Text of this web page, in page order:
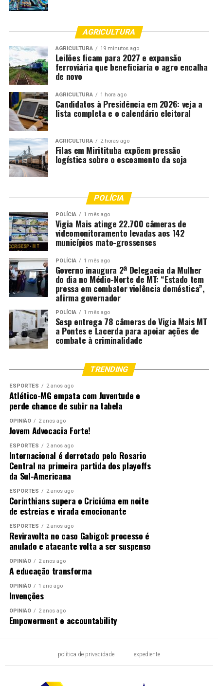
AGRICULTURA
AGRICULTURA 19 minutos ago
Leilões ficam para 2027 e expansão
ferroviária que beneficiaria o agro encalha
de novo
AGRICULTURA 1 hora ago
Candidatos à Presidência em 2026: veja a
lista completa e o calendário eleitoral
AGRICULTURA 2 horas ago
Filas em Miritituba expõem pressão
logística sobre o escoamento da soja
POLÍCIA
POLÍCIA 1 mês ago
Vigia Mais atinge 22.700 câmeras de
videomonitoramento levadas aos 142
municípios mato-grossenses
POLÍCIA 1 mês ago
Governo inaugura 2ª Delegacia da Mulher
do dia no Médio-Norte de MT: “Estado tem
pressa em combater violência doméstica”,
afirma governador
POLÍCIA 1 mês ago
Sesp entrega 78 câmeras do Vigia Mais MT
a Pontes e Lacerda para apoiar ações de
combate à criminalidade
TRENDING
ESPORTES 2 anos ago
Atlético-MG empata com Juventude e
perde chance de subir na tabela
OPINIÃO 2 anos ago
Jovem Advocacia Forte!
ESPORTES 2 anos ago
Internacional é derrotado pelo Rosario
Central na primeira partida dos playoffs
da Sul-Americana
ESPORTES 2 anos ago
Corinthians supera o Criciúma em noite
de estreias e virada emocionante
ESPORTES 2 anos ago
Reviravolta no caso Gabigol: processo é
anulado e atacante volta a ser suspenso
OPINIÃO 2 anos ago
A educação transforma
OPINIÃO 1 ano ago
Invenções
OPINIÃO 2 anos ago
Empowerment e accountability
política de privacidade expediente